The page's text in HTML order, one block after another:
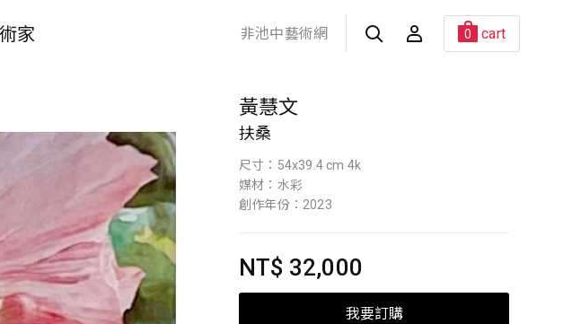
家 非池中藝術網 0 cart
黃慧文
扶桑
尺寸：54x39.4 cm 4k
媒材：水彩
創作年份：2023
NT$ 32,000
我要訂購